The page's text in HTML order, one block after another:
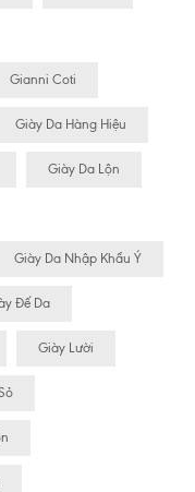
Gianni Coti
Giày Da Hàng Hiệu
Giày Da Lộn
Giày Da Nhập Khẩu Ý
Đế Da
Giày Lười